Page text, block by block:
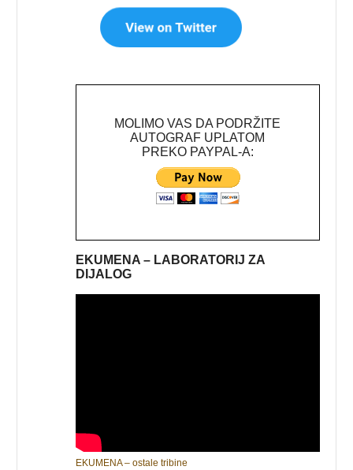
MOLIMO VAS DA PODRŽITE
AUTOGRAF UPLATOM
PREKO PAYPAL-A:
EKUMENA – LABORATORIJ ZA
DIJALOG
EKUMENA – ostale tribine